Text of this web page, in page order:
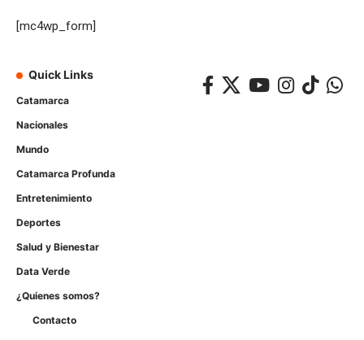
[mc4wp_form]
Quick Links
Catamarca
Nacionales
Mundo
Catamarca Profunda
Entretenimiento
Deportes
Salud y Bienestar
Data Verde
¿Quienes somos?
Contacto